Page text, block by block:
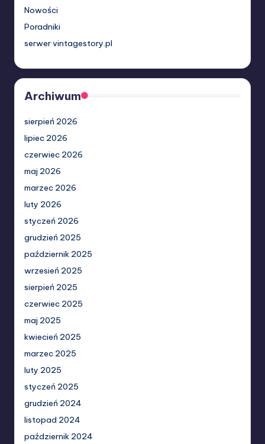
Nowości
Poradniki
serwer vintagestory.pl
Archiwum
sierpień 2026
lipiec 2026
czerwiec 2026
maj 2026
marzec 2026
luty 2026
styczeń 2026
grudzień 2025
październik 2025
wrzesień 2025
sierpień 2025
czerwiec 2025
maj 2025
kwiecień 2025
marzec 2025
luty 2025
styczeń 2025
grudzień 2024
listopad 2024
październik 2024